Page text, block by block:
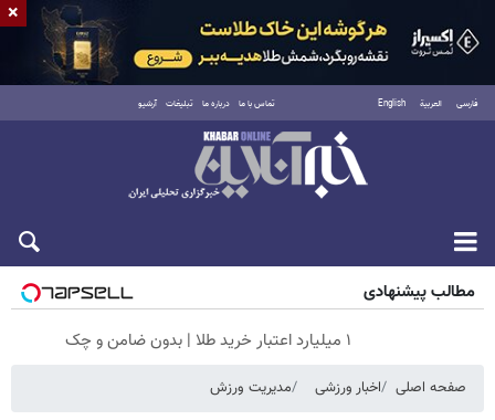
فارسی العربية English تماس با ما درباره ما تبلیغات آرشیو
جمعه ۱۶ مرداد ۱۴۰۵
مطالب پیشنهادی
۱ میلیارد اعتبار خرید طلا | بدون ضامن و چک
صفحه اصلی اخبار ورزشی مدیریت ورزش
×